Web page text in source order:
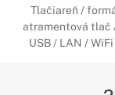
Tlačiareň /
atramentová tlač
USB / LAN /